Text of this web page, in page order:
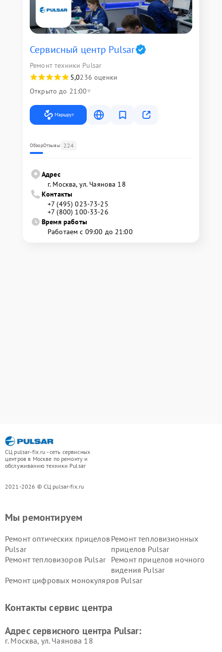
Сервисный центр Pulsar
Ремонт техники Pulsar
5,0236 оценки
Открыто до 21:00
Маршрут
ОбзорОтзывы 224
Адрес
г. Москва, ул. Чаянова 18
Контакты
+7 (495) 023-73-25
+7 (800) 100-33-26
Время работы
Работаем с 09:00 до 21:00
СЦ pulsar-fix.ru - сеть сервисных
центров в Москве по ремонту и
обслуживанию техники Pulsar
2021-2026 © СЦ pulsar-fix.ru
Мы ремонтируем
Ремонт оптических прицелов
Pulsar
Ремонт тепловизионных
прицелов Pulsar
Ремонт тепловизоров Pulsar
Ремонт прицелов ночного
видения Pulsar
Ремонт цифровых монокуляров Pulsar
Контакты сервис центра
Адрес сервисного центра Pulsar:
г. Москва, ул. Чаянова 18